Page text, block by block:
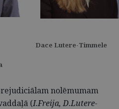
Dace Lutere-Timmele
nolēmumam
(I.Freija, D.Lutere-